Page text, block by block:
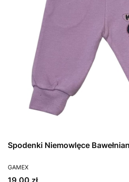
Spodenki Niemowlęce
PRODUCENT
GAMEX
Cena
19,00 zł